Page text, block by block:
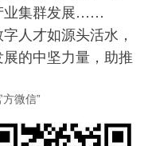
业集群发展……
人才如源头活水，
的中坚力量，助推
微信”